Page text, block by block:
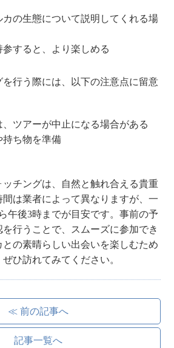
の生態について説明してくれる場
すると、より楽しめる
行う際には、以下の注意点に留意
ツアーが中止になる場合がある
持ち物を準備
チングは、自然と触れ合える貴重
は業者によって異なりますが、一
午後3時までが目安です。事前の予
行うことで、スムーズに参加でき
の素晴らしい出会いを楽しむため
ひ訪れてみてください。
≪ 前の記事へ
記事一覧へ